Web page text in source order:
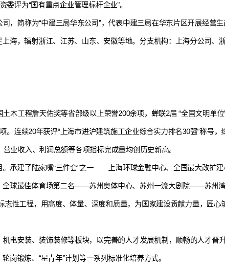
评为“国有重点企业管理标杆企业”。
，简称为“中建三局华东公司”，代表中建三局在华东片区开展经营
海，辐射浙江、江苏、山东、安徽等地。分支机构：上海分公司、
木工程詹天佑奖等省部级以上荣誉200余项，蝉联2届 “全国文明单位
。连续20年获评“上海市进沪建筑施工企业综合实力排名30强”称号
业收入、利润总额等各项指标完成量均创历史新高。
。承建了陆家嘴“三件套”之一——上海环球金融中心、全国最大改
球最佳体育场第二名——苏州奥体中心、苏州一流大剧院——苏州湾
性工程， 用高度、体量、深度和质量，为国家建设贡献力量，匠心
电安装、装饰装修等板块，以完善的人才发展机制，顺畅的人才晋
岗锻炼、“星青年”计划等一系列标准化培养方式。